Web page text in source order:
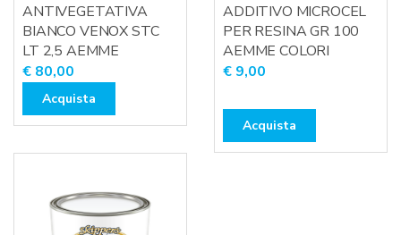
ANTIVEGETATIVA
BIANCO VENOX STC
LT 2,5 AEMME
€ 80,00
Acquista
ADDITIVO MICROCEL
PER RESINA GR 100
AEMME COLORI
€ 9,00
Acquista